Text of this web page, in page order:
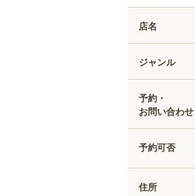
店名
ジャンル
予約・
お問い合わせ
予約可否
住所